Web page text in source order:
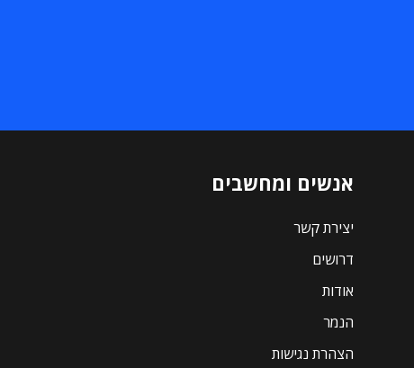
אנשים ומחשבים
יצירת קשר
דרושים
אודות
הנמר
הצהרת נגישות